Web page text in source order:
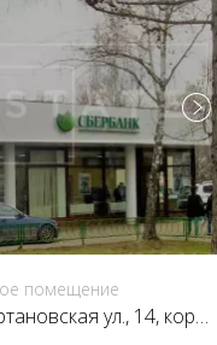
помещение
ЮАО, г Москва, Чертановская ул., 14, кор. 1